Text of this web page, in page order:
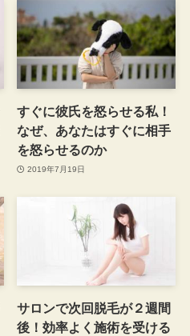
すぐに彼氏を怒らせる私！
なぜ、あなたはすぐに相手
を怒らせるのか
2019年7月19日
サロンで次回脱毛が２週間
後！効率よく施術を受ける